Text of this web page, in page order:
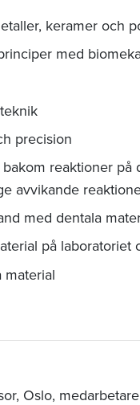
keramer och
med
precision
reaktioner på
avvikande
med dentala
på laboratoriet
material
Oslo,